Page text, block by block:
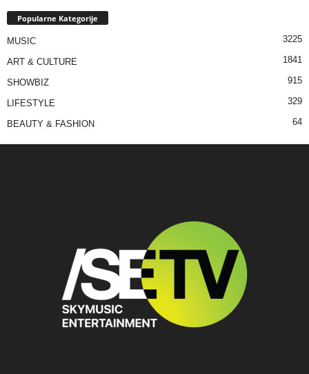
Popularne Kategorije
MUSIC 3225
ART & CULTURE 1841
SHOWBIZ 915
LIFESTYLE 329
BEAUTY & FASHION 64